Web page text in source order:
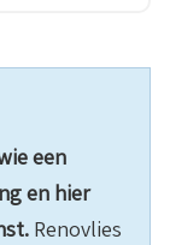
een
en hier
Renovlies